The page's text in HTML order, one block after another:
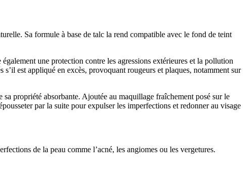
Sa formule à base de talc la rend compatible avec le fond de teint
une protection contre les agressions extérieures et la pollution
est appliqué en excès, provoquant rougeurs et plaques, notamment sur
propriété absorbante. Ajoutée au maquillage fraîchement posé sur le
par la suite pour expulser les imperfections et redonner au visage
de la peau comme l’acné, les angiomes ou les vergetures.